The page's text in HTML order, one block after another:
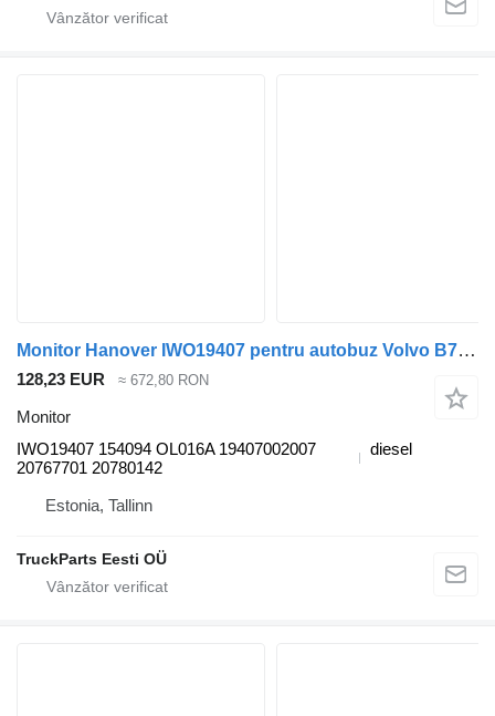
Monitor Hanover IWO19407 pentru autobuz Volvo B7, B8, B9, B12 bus (2005-)
128,23 EUR ≈ 672,80 RON
Monitor
IWO19407 154094 OL016A 19407002007
20767701 20780142
diesel
Estonia, Tallinn
TruckParts Eesti OÜ